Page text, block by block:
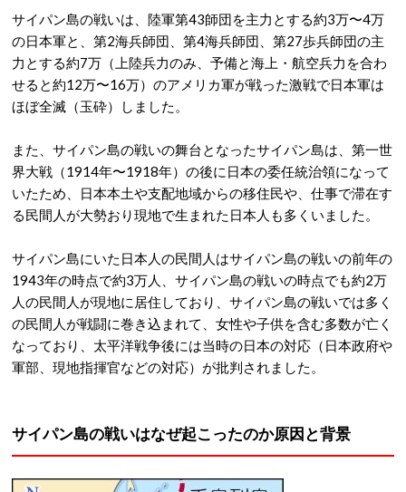
サイパン島の戦いは、陸軍第43師団を主力とする約3万〜4万
の日本軍と、第2海兵師団、第4海兵師団、第27歩兵師団の主
力とする約7万（上陸兵力のみ、予備と海上・航空兵力を合わ
せると約12万〜16万）のアメリカ軍が戦った激戦で日本軍は
ほぼ全滅（玉砕）しました。
また、サイパン島の戦いの舞台となったサイパン島は、第一世
界大戦（1914年〜1918年）の後に日本の委任統治領になって
いたため、日本本土や支配地域からの移住民や、仕事で滞在す
る民間人が大勢おり現地で生まれた日本人も多くいました。
サイパン島にいた日本人の民間人はサイパン島の戦いの前年の
1943年の時点で約3万人、サイパン島の戦いの時点でも約2万
人の民間人が現地に居住しており、サイパン島の戦いでは多く
の民間人が戦闘に巻き込まれて、女性や子供を含む多数が亡く
なっており、太平洋戦争後には当時の日本の対応（日本政府や
軍部、現地指揮官などの対応）が批判されました。
サイパン島の戦いはなぜ起こったのか原因と背景